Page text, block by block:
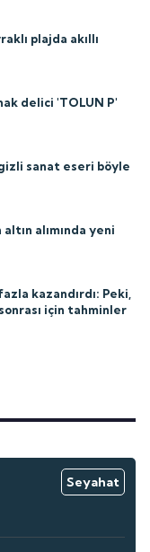
plajda akıllı
delici 'TOLUN P'
sanat eseri böyle
alımında yeni
kazandırdı: Peki,
için tahminler
Seyahat